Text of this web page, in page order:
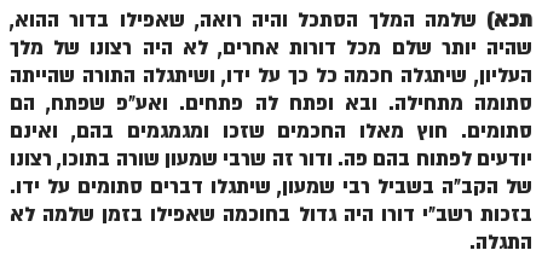
זוהר בהעלותך למתקדמים
זוהר שלח לך למתחילים
זוהר שלח לך למתקדמים
זוהר קורח למתחילים
זוהר קורח למתקדמים
חוקת למתחילים
תכא) שלמה המלך הסתכל והיה רואה, שאפילו בדור ההוא,
שהיה יותר שלם מכל דורות אחרים, לא היה רצונו של מלך
העליון, שיתגלה חכמה כל כך על ידו, ושיתגלה התורה שהייתה
סתומה מתחילה. ובא ופתח לה פתחים. ואע"פ שפתח, הם
סתומים. חוץ מאלו החכמים שזכו ומגמגמים בהם, ואינם
יודעים לפתוח בהם פה. ודור זה שרבי שמעון שורה בתוכו, רצונו
של הקב"ה בשביל רבי שמעון, שיתגלו דברים סתומים על ידו.
בזכות רשב"י דורו היה גדול בחוכמה שאפילו בזמן שלמה לא
התגלה.